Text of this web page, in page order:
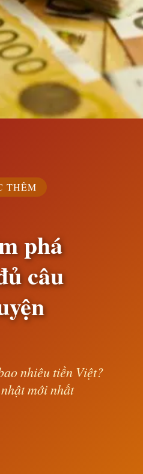
THÊM
phá
câu
nhiêu tiền Việt?
mới nhất